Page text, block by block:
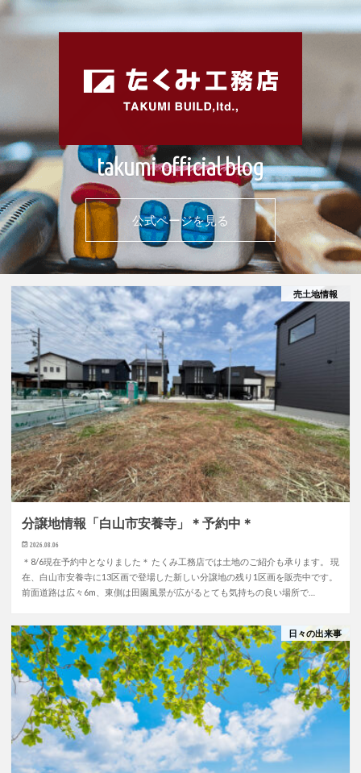
takumi official blog
公式ページを見る
売土地情報
分譲地情報「白山市安養寺」＊予約中＊
2026.08.06
＊8/6現在予約中となりました＊ たくみ工務店では土地のご紹介も承ります。 現
在、白山市安養寺に13区画で登場した新しい分譲地の残り1区画を販売中です。
前面道路は広々6m、東側は田園風景が広がるとても気持ちの良い場所で…
日々の出来事